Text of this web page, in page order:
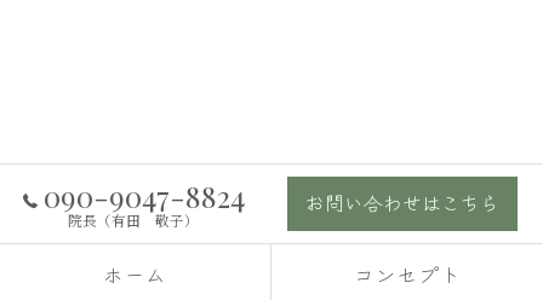
090-9047-8824
院長（有田 敬子）
お問い合わせはこちら
ホーム コンセプト